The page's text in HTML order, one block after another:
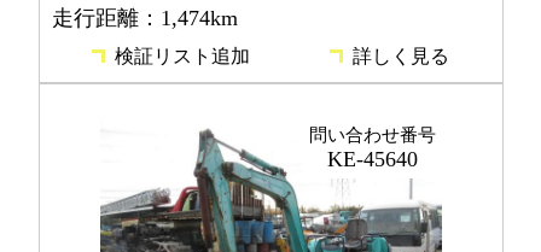
走行距離：1,474km
検証リスト追加 詳しく見る
問い合わせ番号
KE-45640